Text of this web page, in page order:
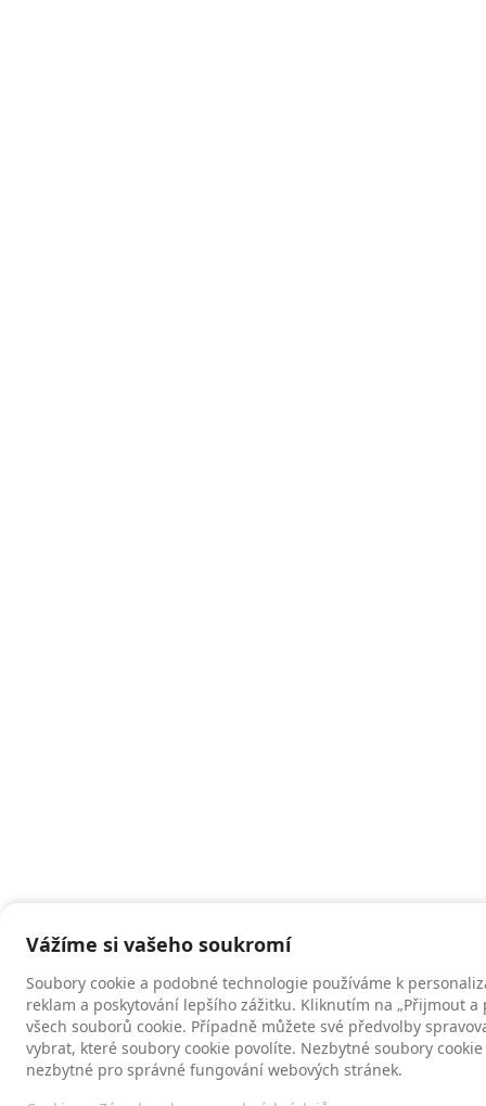
Vážíme si vašeho soukromí
Soubory cookie a podobné technologie používáme k
reklam a poskytování lepšího zážitku. Kliknutím na „Přijmout a
všech souborů cookie. Případně můžete své předvolby
vybrat, které soubory cookie povolíte. Nezbytné soubory
nezbytné pro správné fungování webových stránek.